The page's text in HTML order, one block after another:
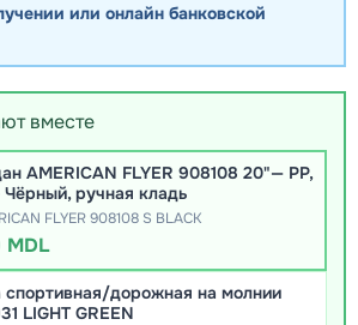
или онлайн банковской
вместе
AMERICAN FLYER 908108 20"— PP,
ручная кладь
FLYER 908108 S BLACK
MDL
дорожная на молнии
LIGHT GREEN